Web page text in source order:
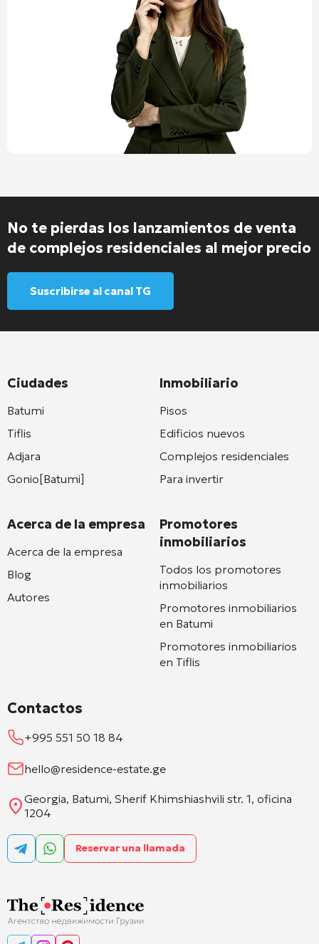
No te pierdas los lanzamientos de venta
de complejos residenciales al mejor precio
Suscribirse al canal TG
Ciudades
Batumi
Tiflis
Adjara
Gonio[Batumi]
Acerca de la empresa
Acerca de la empresa
Blog
Autores
Inmobiliario
Pisos
Edificios nuevos
Complejos residenciales
Para invertir
Promotores
inmobiliarios
Todos los promotores
inmobiliarios
Promotores inmobiliarios
en Batumi
Promotores inmobiliarios
en Tiflis
Contactos
+995 551 50 18 84
hello@residence-estate.ge
Georgia, Batumi, Sherif Khimshiashvili str. 1, oficina
1204
Reservar una llamada